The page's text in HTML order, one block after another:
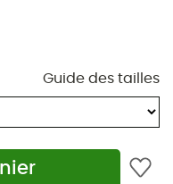
Guide des tailles
rembourrage
enveloppe de
a pensé à
le souffle.